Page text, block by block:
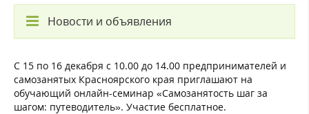
Новости и объявления
С 15 по 16 декабря с 10.00 до 14.00 предпринимателей и
самозанятых Красноярского края приглашают на
обучающий онлайн-семинар «Самозанятость шаг за
шагом: путеводитель». Участие бесплатное.